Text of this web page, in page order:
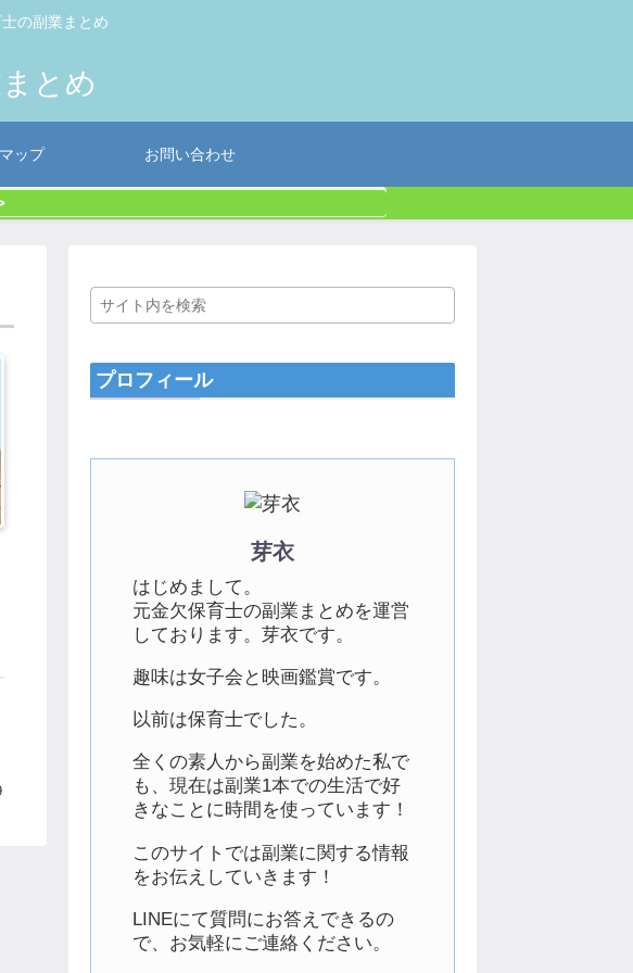
の副業まとめ
ップ お問い合わせ
プロフィール
芽衣
はじめまして。
元金欠保育士の副業まとめを運営
しております。芽衣です。
趣味は女子会と映画鑑賞です。
以前は保育士でした。
全くの素人から副業を始めた私で
も、現在は副業1本での生活で好
きなことに時間を使っています！
このサイトでは副業に関する情報
をお伝えしていきます！
LINEにて質問にお答えできるの
で、お気軽にご連絡ください。